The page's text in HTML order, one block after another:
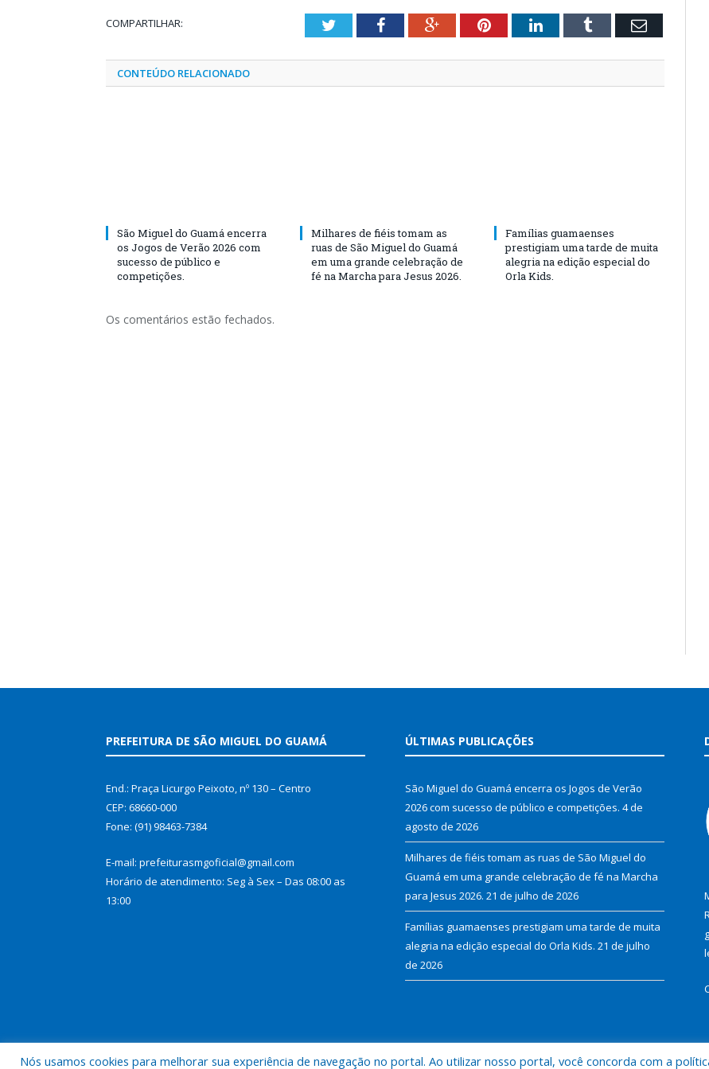
COMPARTILHAR: TwitterFacebookGoogle+PinterestLinkedInTumblr Email
CONTEÚDO RELACIONADO
São Miguel do Guamá encerra
os Jogos de Verão 2026 com
sucesso de público e
competições.
Milhares de fiéis tomam as
ruas de São Miguel do Guamá
em uma grande celebração de
fé na Marcha para Jesus 2026.
Famílias guamaenses
prestigiam uma tarde de muita
alegria na edição especial do
Orla Kids.
Os comentários estão fechados.
PREFEITURA DE SÃO MIGUEL DO GUAMÁ
End.: Praça Licurgo Peixoto, nº 130 – Centro
CEP: 68660-000
Fone: (91) 98463-7384
E-mail: prefeiturasmgoficial@gmail.com
Horário de atendimento: Seg à Sex – Das 08:00 as
13:00
ÚLTIMAS PUBLICAÇÕES
São Miguel do Guamá encerra os Jogos de Verão
2026 com sucesso de público e competições. 4 de
agosto de 2026
Milhares de fiéis tomam as ruas de São Miguel do
Guamá em uma grande celebração de fé na Marcha
para Jesus 2026. 21 de julho de 2026
Famílias guamaenses prestigiam uma tarde de muita
alegria na edição especial do Orla Kids. 21 de julho
de 2026
Nós usamos cookies para melhorar sua experiência de navegação no portal. Ao utilizar nosso portal, você concorda com a